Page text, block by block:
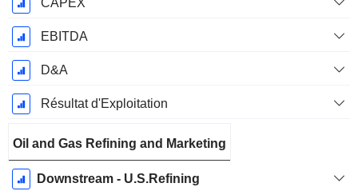
CAPEX
EBITDA
D&A
Résultat d'Exploitation
Oil and Gas Refining and Marketing
Downstream - U.S.Refining